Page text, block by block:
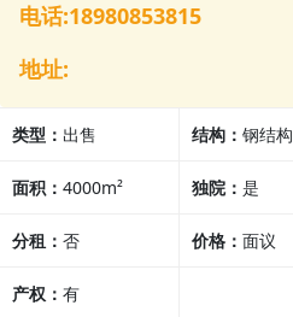
电话:18980853815
地址:
类型： 出售 结构：钢结构
面积： 4000m² 独院：是
分租： 否 价格：面议
产权： 有